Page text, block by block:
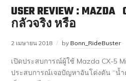
USER REVIEW :
กลัวจริง หรือ
2 เมษายน 2018 by Bonn_RideBuster
เปิดประสบการณ์ผู้ใช้ Mazda CX-5
ประสบการณ์เจอปัญหาอันโด่งดัน “น้